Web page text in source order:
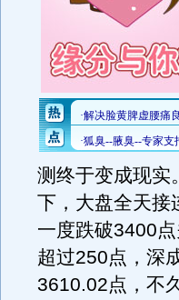
测终于变成现实
下，大盘全天接
一度跌破3400
超过250点，深
3610.02点，不